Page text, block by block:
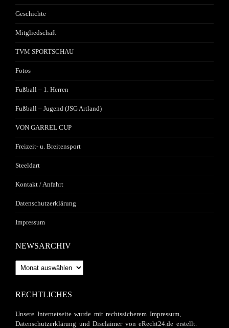
Geschichte
Mitgliedschaft
TVM SPORTSCHAU
Fotos
Fußball – 1. Herren
Fußball – Jugend (JSG Artland)
VON GARREL CUP
Freizeit- u. Breitensport
Steeldart
Kontakt / Anfahrt
Datenschutzerklärung
Impressum
NEWSARCHIV
Newsarchiv
RECHTLICHES
Unsere Internetseite wurde mit rechtssicherem Impressum,
Datenschutzerklärung und Disclaimer von eRecht24.de erstellt.